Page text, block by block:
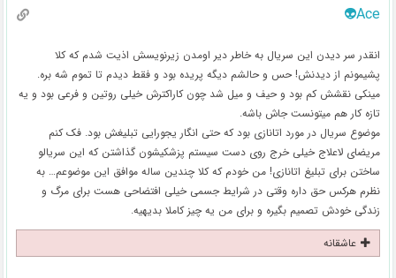
Ace👽
انقدر سر دیدن این سریال به خاطر دیر اومدن زیرنویسش اذیت شدم که کلا
پشیمونم از دیدنش! حس و حالشم دیگه پریده بود و فقط دیدم تا تموم شه بره.
مینکی نقشش کم بود و حیف و میل شد چون کاراکترش خیلی روتین و فرعی بود و یه
تازه کار هم میتونست جاش باشه.
موضوع سریال در مورد اتانازی بود که حتی انگار یجورایی تبلیغش بود. فک کنم
مریضای لاعلاج خیلی خرج روی دست سیستم پزشکیشون گذاشتن که این سریالو
ساختن برای تبلیغ اتانازی! من خودم که کلا چندین ساله موافق این موضوعم… به
نظرم هرکس حق داره وقتی در شرایط جسمی خیلی افتضاحی هست برای مرگ و
زندگی خودش تصمیم بگیره و برای من یه چیز کاملا بدیهیه.
عاشقانه